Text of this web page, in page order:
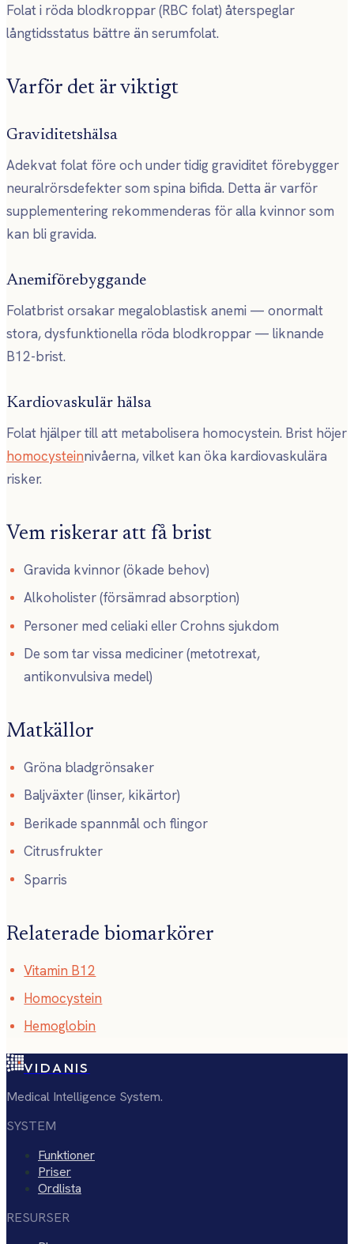
Folat i röda blodkroppar (RBC folat) återspeglar
långtidsstatus bättre än serumfolat.
Varför det är viktigt
Graviditetshälsa
Adekvat folat före och under tidig graviditet förebygger
neuralrörsdefekter som spina bifida. Detta är varför
supplementering rekommenderas för alla kvinnor som
kan bli gravida.
Anemiförebyggande
Folatbrist orsakar megaloblastisk anemi — onormalt
stora, dysfunktionella röda blodkroppar — liknande
B12-brist.
Kardiovaskulär hälsa
Folat hjälper till att metabolisera homocystein. Brist höjer
homocysteinnivåerna, vilket kan öka kardiovaskulära
risker.
Vem riskerar att få brist
Gravida kvinnor (ökade behov)
Alkoholister (försämrad absorption)
Personer med celiaki eller Crohns sjukdom
De som tar vissa mediciner (metotrexat,
antikonvulsiva medel)
Matkällor
Gröna bladgrönsaker
Baljväxter (linser, kikärtor)
Berikade spannmål och flingor
Citrusfrukter
Sparris
Relaterade biomarkörer
Vitamin B12
Homocystein
Hemoglobin
VIDANIS
Medical Intelligence System.
SYSTEM
Funktioner
Priser
Ordlista
RESURSER